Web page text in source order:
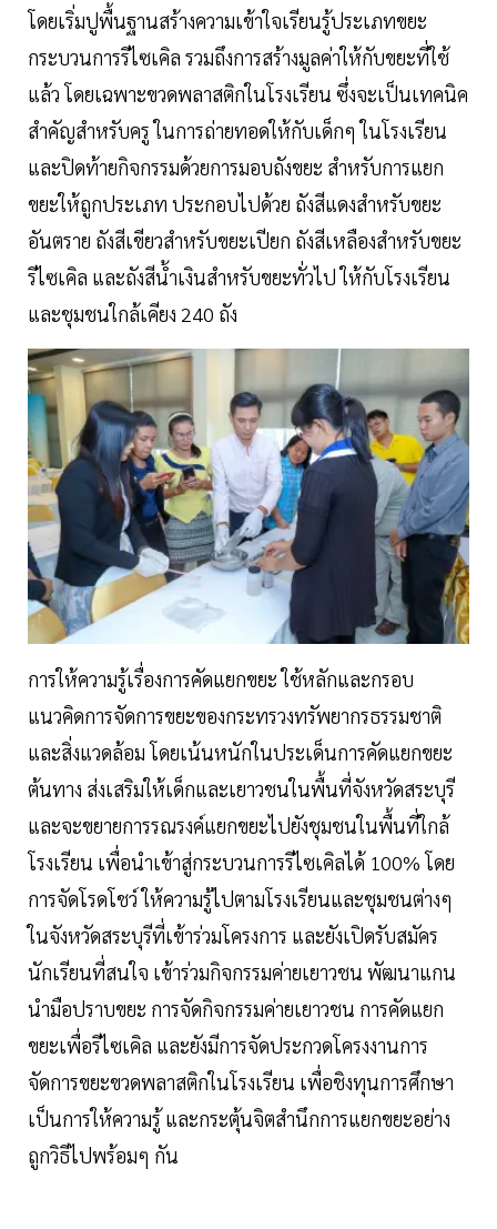
โดยเริ่มปูพื้นฐานสร้างความเข้าใจเรียนรู้ประเภทขยะ
กระบวนการรีไซเคิล รวมถึงการสร้างมูลค่าให้กับขยะที่ใช้
แล้ว โดยเฉพาะขวดพลาสติกในโรงเรียน ซึ่งจะเป็นเทคนิค
สำคัญสำหรับครู ในการถ่ายทอดให้กับเด็กๆ ในโรงเรียน
และปิดท้ายกิจกรรมด้วยการมอบถังขยะ สำหรับการแยก
ขยะให้ถูกประเภท ประกอบไปด้วย ถังสีแดงสำหรับขยะ
อันตราย ถังสีเขียวสำหรับขยะเปียก ถังสีเหลืองสำหรับขยะ
รีไซเคิล และถังสีน้ำเงินสำหรับขยะทั่วไป ให้กับโรงเรียน
และชุมชนใกล้เคียง 240 ถัง
การให้ความรู้เรื่องการคัดแยกขยะ ใช้หลักและกรอบ
แนวคิดการจัดการขยะของกระทรวงทรัพยากรธรรมชาติ
และสิ่งแวดล้อม โดยเน้นหนักในประเด็นการคัดแยกขยะ
ต้นทาง ส่งเสริมให้เด็กและเยาวชนในพื้นที่จังหวัดสระบุรี
และจะขยายการรณรงค์แยกขยะไปยังชุมชนในพื้นที่ใกล้
โรงเรียน เพื่อนำเข้าสู่กระบวนการรีไซเคิลได้ 100% โดย
การจัดโรดโชว์ ให้ความรู้ไปตามโรงเรียนและชุมชนต่างๆ
ในจังหวัดสระบุรีที่เข้าร่วมโครงการ และยังเปิดรับสมัคร
นักเรียนที่สนใจ เข้าร่วมกิจกรรมค่ายเยาวชน พัฒนาแกน
นำมือปราบขยะ การจัดกิจกรรมค่ายเยาวชน การคัดแยก
ขยะเพื่อรีไซเคิล และยังมีการจัดประกวดโครงงานการ
จัดการขยะขวดพลาสติกในโรงเรียน เพื่อชิงทุนการศึกษา
เป็นการให้ความรู้ และกระตุ้นจิตสำนึกการแยกขยะอย่าง
ถูกวิธีไปพร้อมๆ กัน